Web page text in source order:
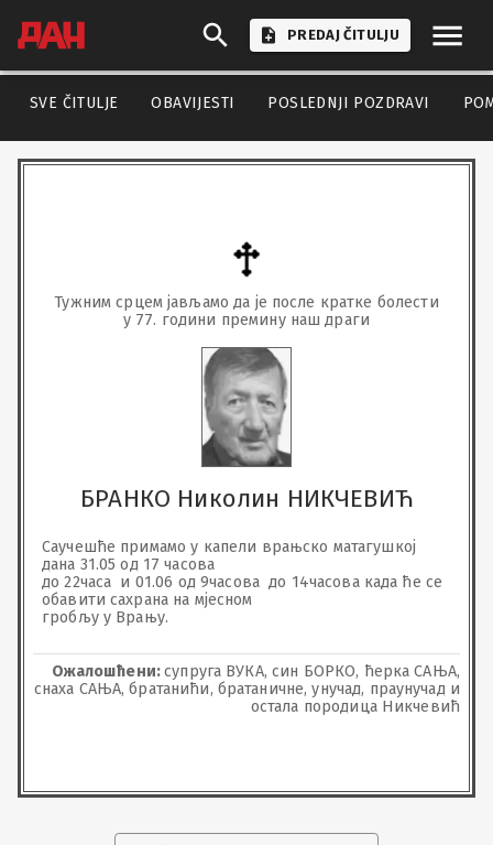
PREDAJ ČITULJU
SVE ČITULJE OBAVIJESTI POSLEDNJI POZDRAVI
Тужним срцем јављамо да је после кратке болести
у 77. години премину наш драги
БРАНКО Николин НИКЧЕВИЋ
Саучешће примамо у капели врањско матагушкој
дана 31.05 од 17 часова
до 22часа  и 01.06 од 9часова  до 14часова када ће се
обавити сахрана на мјесном
гробљу у Врању.
Ожалошћени:супруга ВУКА, син БОРКО, ћерка САЊА,
снаха САЊА, братанићи, братаничне, унучад, праунучад и
остала породица Никчевић